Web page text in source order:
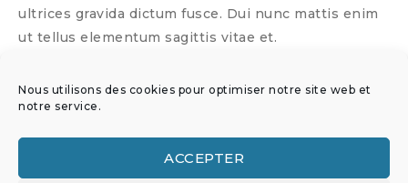
Nous utilisons des cookies pour optimiser notre site web et
notre service.
ACCEPTER
ultrices gravida dictum fusce. Dui nunc mattis enim
ut tellus elementum sagittis vitae et.
tures-interieures.com/portf